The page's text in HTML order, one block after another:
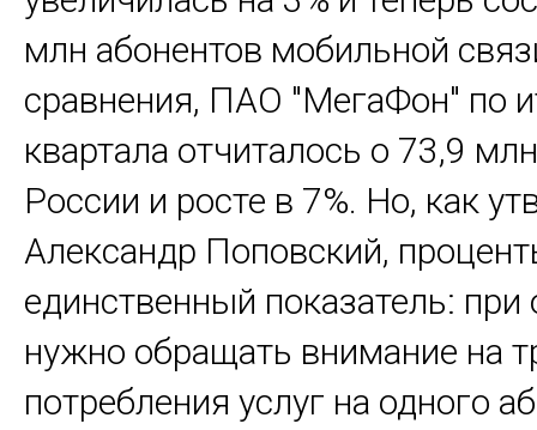
млн абонентов мобильной
сравнения, ПАО "МегаФон" по
квартала отчиталось о 73,9
России и росте в 7%. Но, как
Александр Поповский,
единственный показатель:
нужно обращать внимание на
потребления услуг на одного